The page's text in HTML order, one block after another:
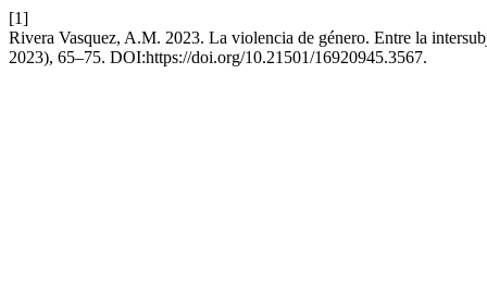
[1]
Rivera Vasquez, A.M. 2023. La violencia de género. Entre la
2023), 65–75. DOI:https://doi.org/10.21501/16920945.3567.